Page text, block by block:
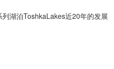
湖泊ToshkaLakes近20年的发展